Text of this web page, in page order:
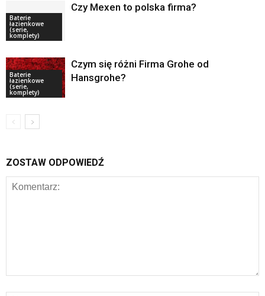
Baterie
łazienkowe
(serie,
komplety)
Czy Mexen to polska firma?
Baterie
łazienkowe
(serie,
komplety)
Czym się różni Firma Grohe od
Hansgrohe?
ZOSTAW ODPOWIEDŹ